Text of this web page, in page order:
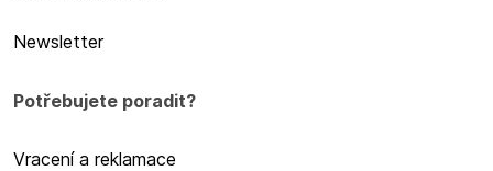
Newsletter
Potřebujete poradit?
Vracení a reklamace